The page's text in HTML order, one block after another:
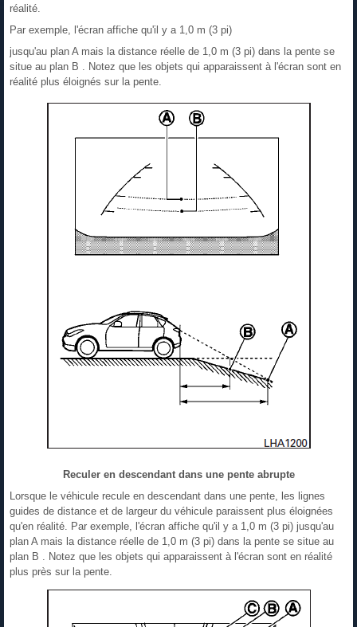
réalité.
Par exemple, l'écran affiche qu'il y a 1,0 m (3 pi)
jusqu'au plan A mais la distance réelle de 1,0 m (3 pi) dans la pente se
situe au plan B . Notez que les objets qui apparaissent à l'écran sont en
réalité plus éloignés sur la pente.
Reculer en descendant dans une pente abrupte
Lorsque le véhicule recule en descendant dans une pente, les lignes
guides de distance et de largeur du véhicule paraissent plus éloignées
qu'en réalité. Par exemple, l'écran affiche qu'il y a 1,0 m (3 pi) jusqu'au
plan A mais la distance réelle de 1,0 m (3 pi) dans la pente se situe au
plan B . Notez que les objets qui apparaissent à l'écran sont en réalité
plus près sur la pente.